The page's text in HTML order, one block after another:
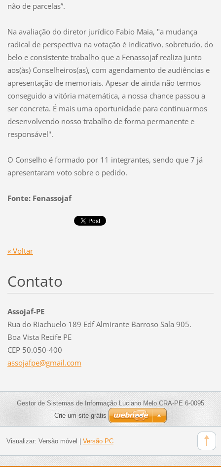
não de parcelas”.
Na avaliação do diretor jurídico Fabio Maia, "a mudança
radical de perspectiva na votação é indicativo, sobretudo, do
belo e consistente trabalho que a Fenassojaf realiza junto
aos(às) Conselheiros(as), com agendamento de audiências e
apresentação de memoriais. Apesar de ainda não termos
conseguido a vitória matemática, a nossa chance passou a
ser concreta. É mais uma oportunidade para continuarmos
desenvolvendo nosso trabalho de forma permanente e
responsável".
O Conselho é formado por 11 integrantes, sendo que 7 já
apresentaram voto sobre o pedido.
Fonte: Fenassojaf
« Voltar
Contato
Assojaf-PE
Rua do Riachuelo 189 Edf Almirante Barroso Sala 905.
Boa Vista Recife PE
CEP 50.050-400
assojafpe@gmail.com
Gestor de Sistemas de Informação Luciano Melo CRA-PE 6-0095
Crie um site grátis
Visualizar: Versão móvel Versão PC